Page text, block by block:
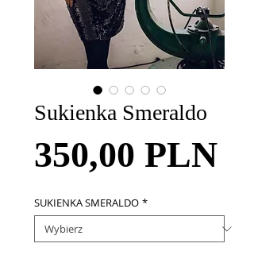
Sukienka Smeraldo
350,00 PLN
SUKIENKA SMERALDO *